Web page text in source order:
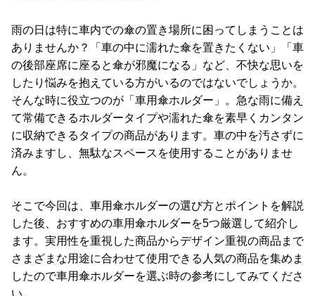
雨の日は特に車内での傘の置き場所に困ってしまうことは
ありませんか？「車の中に濡れた傘を置きたくない」「車
の後部座席に座ると傘が邪魔になる」など、不快な思いを
したり悩みを抱えている方がいるのではないでしょうか。
そんな時に役立つのが「車用傘ホルダー」。急な雨に備え
て常備できるホルダータイプや濡れた傘を素早くカンタン
に収納できるタイプの商品があります。車の中を汚さずに
済みますし、無駄なスペースを使用することがありませ
ん。
そこで今回は、車用傘ホルダーの選び方とポイントを解説
した後、おすすめの車用傘ホルダーを5つ厳選して紹介し
ます。実用性を重視した商品からデザイン重視の商品まで
さまざまな用途に合わせて使用できる人気の商品を集めま
したので車用傘ホルダーを選ぶ時の参考にしてみてくださ